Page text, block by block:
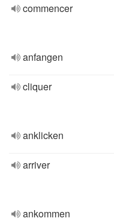
commencer
anfangen
cliquer
anklicken
arriver
ankommen